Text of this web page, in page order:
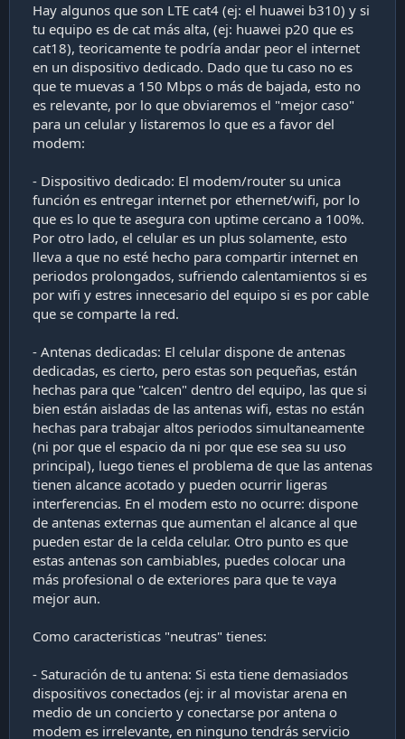
Hay algunos que son LTE cat4 (ej: el huawei b310) y si
tu equipo es de cat más alta, (ej: huawei p20 que es
cat18), teoricamente te podría andar peor el internet
en un dispositivo dedicado. Dado que tu caso no es
que te muevas a 150 Mbps o más de bajada, esto no
es relevante, por lo que obviaremos el "mejor caso"
para un celular y listaremos lo que es a favor del
modem:
- Dispositivo dedicado: El modem/router su unica
función es entregar internet por ethernet/wifi, por lo
que es lo que te asegura con uptime cercano a 100%.
Por otro lado, el celular es un plus solamente, esto
lleva a que no esté hecho para compartir internet en
periodos prolongados, sufriendo calentamientos si es
por wifi y estres innecesario del equipo si es por cable
que se comparte la red.
- Antenas dedicadas: El celular dispone de antenas
dedicadas, es cierto, pero estas son pequeñas, están
hechas para que "calcen" dentro del equipo, las que si
bien están aisladas de las antenas wifi, estas no están
hechas para trabajar altos periodos simultaneamente
(ni por que el espacio da ni por que ese sea su uso
principal), luego tienes el problema de que las antenas
tienen alcance acotado y pueden ocurrir ligeras
interferencias. En el modem esto no ocurre: dispone
de antenas externas que aumentan el alcance al que
pueden estar de la celda celular. Otro punto es que
estas antenas son cambiables, puedes colocar una
más profesional o de exteriores para que te vaya
mejor aun.
Como caracteristicas "neutras" tienes:
- Saturación de tu antena: Si esta tiene demasiados
dispositivos conectados (ej: ir al movistar arena en
medio de un concierto y conectarse por antena o
modem es irrelevante, en ninguno tendrás servicio